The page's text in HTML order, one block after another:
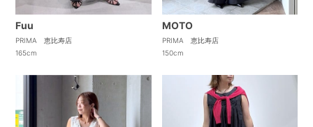
Fuu
PRIMA 恵比寿店
165cm
MOTO
PRIMA 恵比寿店
150cm